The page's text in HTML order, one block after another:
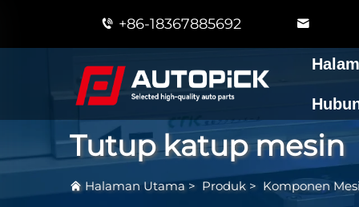
+86-18367885692
Tutup katup mesin
Halaman Utama> Produk > Komponen